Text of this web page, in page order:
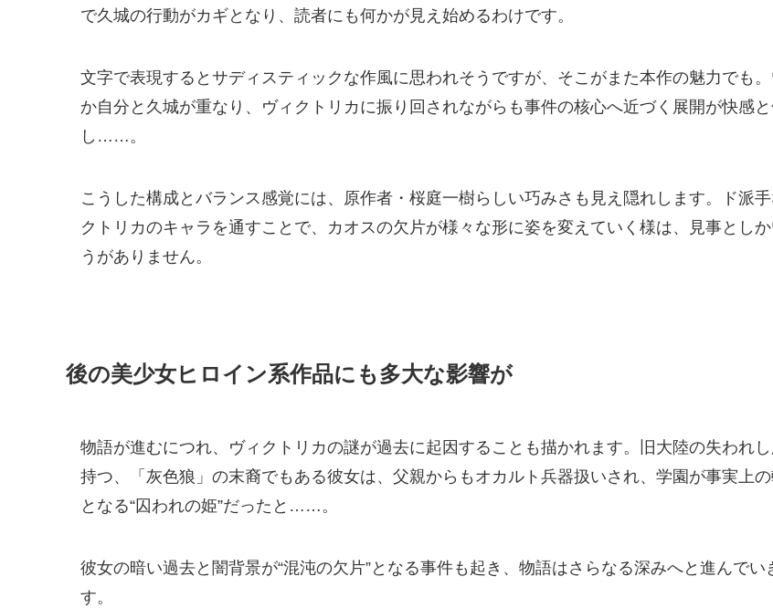
で久城の行動がカギとなり、読者にも何かが見え始めるわけです。
文字で表現するとサディスティックな作風に思われそうですが、そこがまた本作の魅力でも。
か自分と久城が重なり、ヴィクトリカに振り回されながらも事件の核心へ近づく展開が快感
し……。
こうした構成とバランス感覚には、原作者・桜庭一樹らしい巧みさも見え隠れします。ド派手
クトリカのキャラを通すことで、カオスの欠片が様々な形に姿を変えていく様は、見事としか
うがありません。
後の美少女ヒロイン系作品にも多大な影響が
物語が進むにつれ、ヴィクトリカの謎が過去に起因することも描かれます。旧大陸の失われ
持つ、「灰色狼」の末裔でもある彼女は、父親からもオカルト兵器扱いされ、学園が事実上
となる“囚われの姫”だったと……。
彼女の暗い過去と闇背景が“混沌の欠片”となる事件も起き、物語はさらなる深みへと進んでい
す。